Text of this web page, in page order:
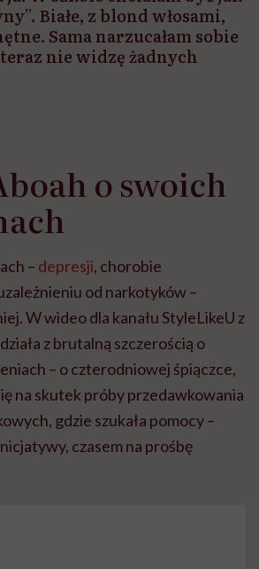
Białe, z blond włosami,
Sama narzucałam sobie
nie widzę żadnych
o swoich
– depresji, chorobie
od narkotyków –
W wideo dla kanału StyleLikeU z
z brutalną szczerością o
– o czterodniowej śpiączce,
na skutek próby przedawkowania
gdzie szukała pomocy –
czasem na prośbę